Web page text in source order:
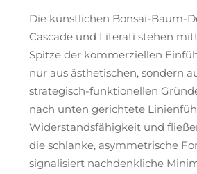
Die künstlichen Bonsai-Baum-
Cascade und Literati stehen
Spitze der kommerziellen
nur aus ästhetischen, sondern
strategisch-funktionellen
nach unten gerichtete
Widerstandsfähigkeit und
die schlanke, asymmetrische
signalisiert nachdenkliche